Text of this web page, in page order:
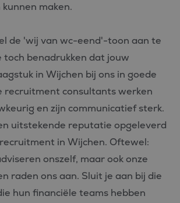
maken.
de 'wij van wc-eend'-toon aan te
toch benadrukken dat jouw
in Wijchen bij ons in goede
recruitment consultants werken
en zijn communicatief sterk.
uitstekende reputatie opgeleverd
in Wijchen. Oftewel:
onszelf, maar ook onze
raden ons aan. Sluit je aan bij die
hun financiële teams hebben